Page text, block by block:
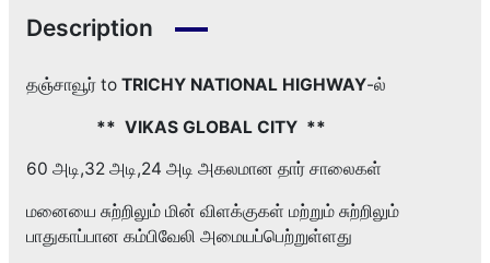
Description
தஞ்சாவூர் to TRICHY NATIONAL HIGHWAY-ல்
** VIKAS GLOBAL CITY **
60 அடி,32 அடி,24 அடி அகலமான தார் சாலைகள்
மனையை சுற்றிலும் மின் விளக்குகள் மற்றும் சுற்றிலும்
பாதுகாப்பான கம்பிவேலி அமையப்பெற்றுள்ளது